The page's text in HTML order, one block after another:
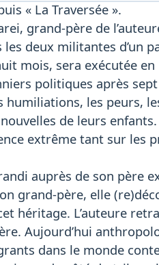
« La Traversée ».
grand-père de
deux militantes d’un
mois, sera exécutée en
politiques après
les peurs,
de leurs
extrême tant sur les
auprès de son père
grand-père, elle
héritage. L’auteure
Aujourd’hui
dans le monde